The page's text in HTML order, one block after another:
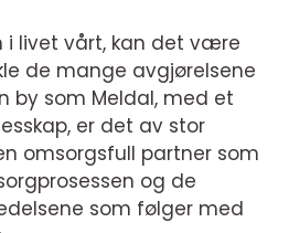
i livet vårt, kan det være
de mange avgjørelsene
by som Meldal, med et
er det av stor
omsorgsfull partner som
og de
som følger med